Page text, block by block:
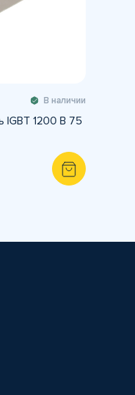
В наличии
IGBT 1200 В 75